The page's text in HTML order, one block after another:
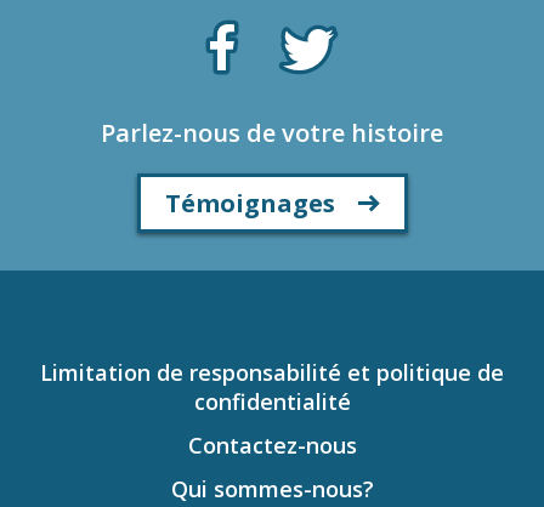
Parlez-nous de votre histoire
Témoignages
Limitation de responsabilité et politique de
confidentialité
Contactez-nous
Qui sommes-nous?